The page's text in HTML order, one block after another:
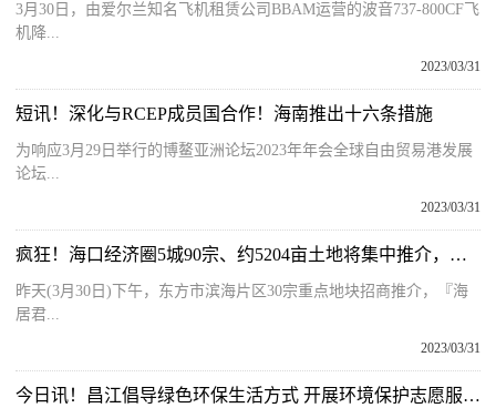
3月30日，由爱尔兰知名飞机租赁公司BBAM运营的波音737-800CF飞
机降...
2023/03/31
短讯！深化与RCEP成员国合作！海南推出十六条措施
为响应3月29日举行的博鳌亚洲论坛2023年年会全球自由贸易港发展
论坛...
2023/03/31
疯狂！海口经济圈5城90宗、约5204亩土地将集中推介，地块清单抢先看！
昨天(3月30日)下午，东方市滨海片区30宗重点地块招商推介，『海
居君...
2023/03/31
今日讯！昌江倡导绿色环保生活方式 开展环境保护志愿服务活动